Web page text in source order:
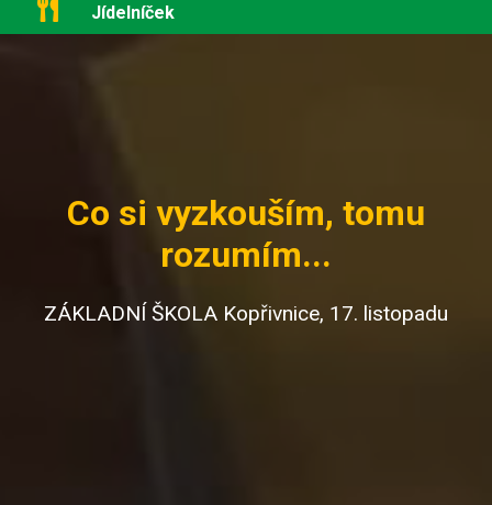
Jídelníček
Co si vyzkouším, tomu
rozumím...
ZÁKLADNÍ ŠKOLA Kopřivnice, 17. listopadu